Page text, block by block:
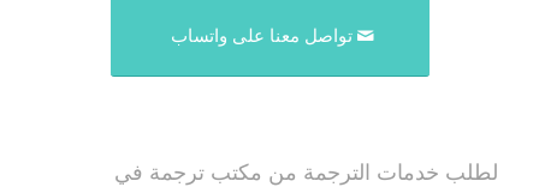
تواصل معنا على واتساب
لطلب خدمات الترجمة من مكتب ترجمة في